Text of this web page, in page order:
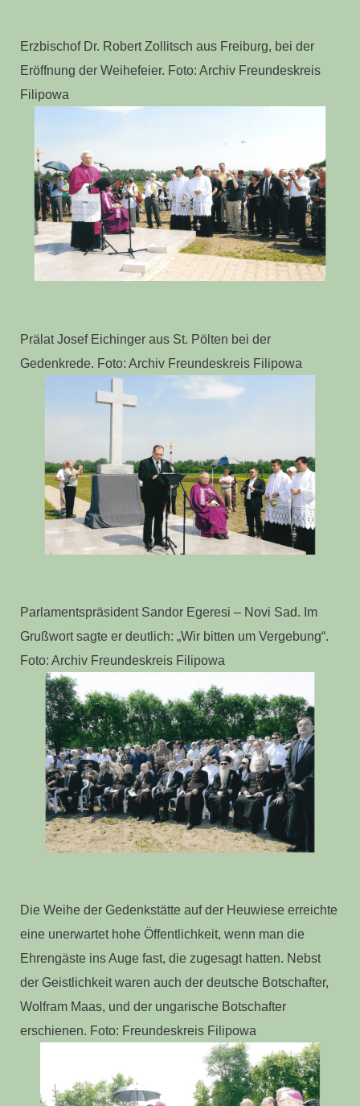
Erzbischof Dr. Robert Zollitsch aus Freiburg, bei der
Eröffnung der Weihefeier. Foto: Archiv Freundeskreis
Filipowa
Prälat Josef Eichinger aus St. Pölten bei der
Gedenkrede. Foto: Archiv Freundeskreis Filipowa
Parlamentspräsident Sandor Egeresi – Novi Sad. Im
Grußwort sagte er deutlich: „Wir bitten um Vergebung“.
Foto: Archiv Freundeskreis Filipowa
Die Weihe der Gedenkstätte auf der Heuwiese erreichte
eine unerwartet hohe Öffentlichkeit, wenn man die
Ehrengäste ins Auge fast, die zugesagt hatten. Nebst
der Geistlichkeit waren auch der deutsche Botschafter,
Wolfram Maas, und der ungarische Botschafter
erschienen. Foto: Freundeskreis Filipowa